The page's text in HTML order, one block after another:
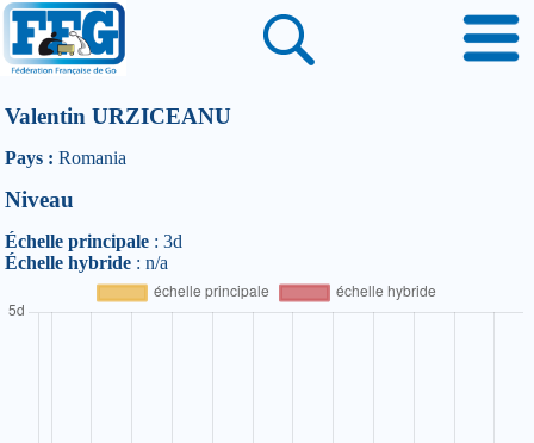
Valentin URZICEANU
Pays : Romania
Niveau
Échelle principale : 3d
Échelle hybride : n/a